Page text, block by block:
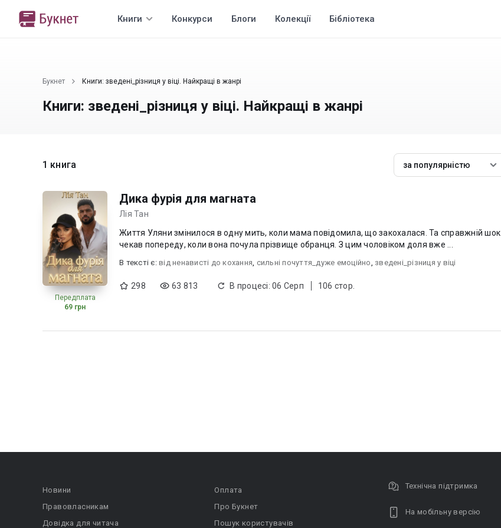
Книги Конкурси Блоги Колекції Бібліотека
Букнет Книги: зведені_різниця у віці. Найкращі в жанрі
Книги: зведені_різниця у віці. Найкращі в жанрі
1 книга за популярністю
Передплата
69 грн
Дика фурія для магната
Лія Тан
Життя Уляни змінилося в одну мить, коли мама повідомила, що закохалася. Та справжній шок
чекав попереду, коли вона почула прізвище обранця. З цим чоловіком доля вже ...
В текcті є: від ненависті до кохання, сильні почуття_дуже емоційно, зведені_різниця у віці
298 63 813 В процесі: 06 Серп 106 стор.
Новини
Правовласникам
Довідка для читача
Оплата
Про Букнет
Пошук користувачів
Технічна підтримка
На мобільну версію